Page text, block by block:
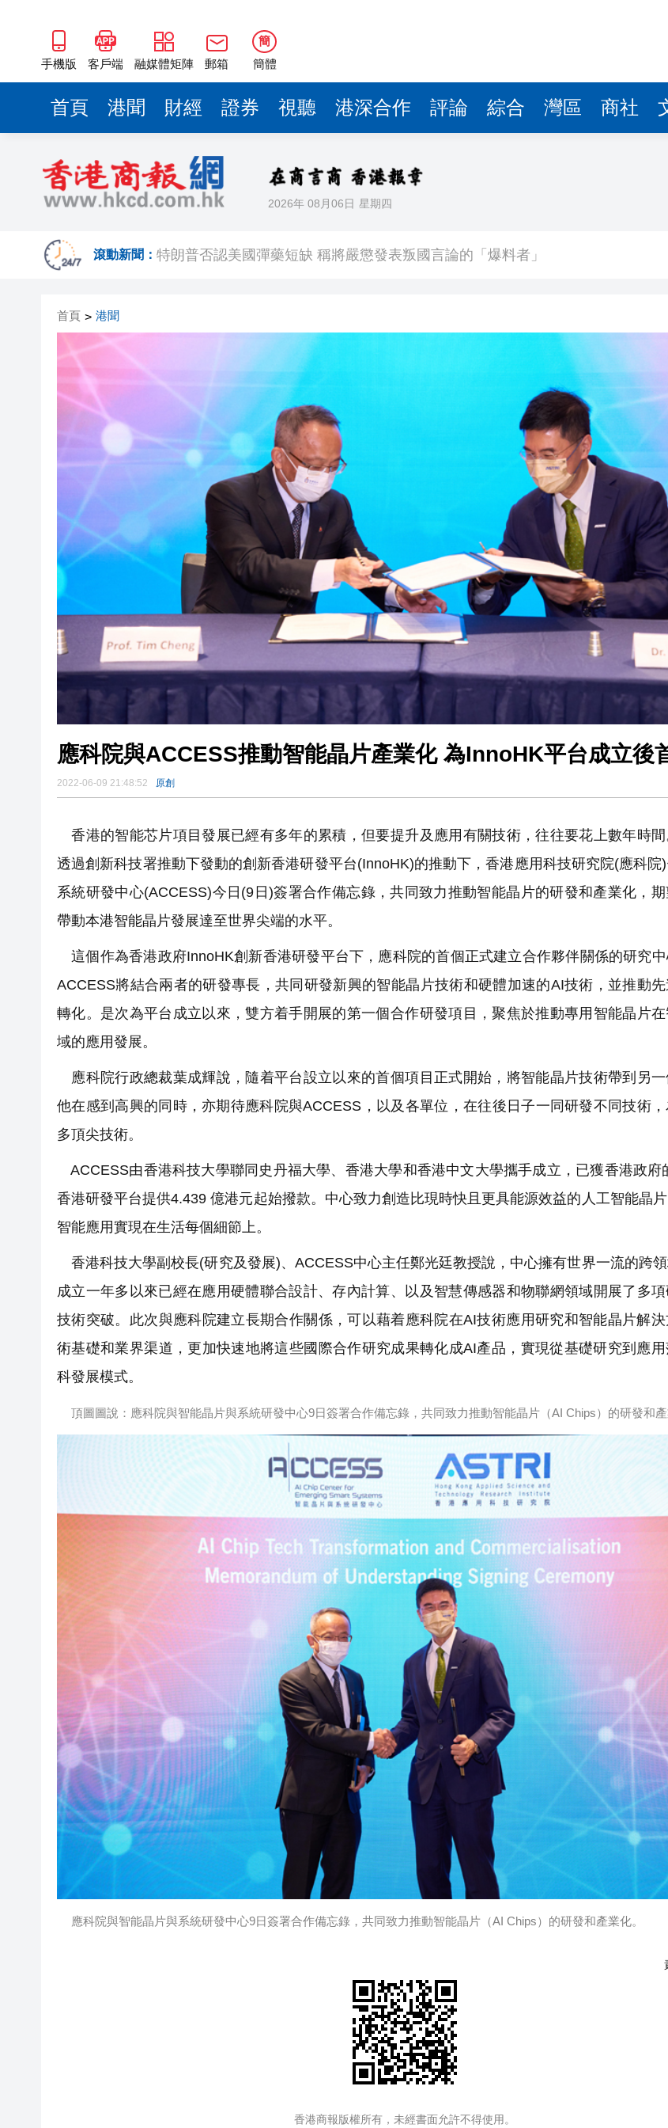
手機版 客戶端 融媒體矩陣 郵箱
簡
簡體
首頁 港聞 財經 證券 視聽 港深合作 評論 綜合 灣區 商社
2026年 08月06日 星期四
滾動新聞： 特朗普否認美國彈藥短缺 稱將嚴懲發表叛國言論的「爆料者」
東涌巴士撞電單車 巴士司機涉危駕被捕
有片丨清淡不等於吃素！ 清淡飲食正在毀掉很多老人的晚年健康
有片丨日本強震最新監控：病患正進行腹部手術 設備劇烈晃動
【展覽】「今朝更好看」名家作品展盛大啟幕 逾百幅名家力作匯聚香江
首頁 > 港聞
應科院與ACCESS推動智能晶片產業化 為InnoHK平台成立後
2022-06-09 21:48:52 原創
香港的智能芯片項目發展已經有多年的累積，但要提升及應用有關技術，往往要花上數年時
透過創新科技署推動下發動的創新香港研發平台(InnoHK)的推動下，香港應用科技研究院(應科院
系統研發中心(ACCESS)今日(9日)簽署合作備忘錄，共同致力推動智能晶片的研發和產業化，
帶動本港智能晶片發展達至世界尖端的水平。
這個作為香港政府InnoHK創新香港研發平台下，應科院的首個正式建立合作夥伴關係的研究
ACCESS將結合兩者的研發專長，共同研發新興的智能晶片技術和硬體加速的AI技術，並推動
轉化。是次為平台成立以來，雙方着手開展的第一個合作研發項目，聚焦於推動專用智能晶片
域的應用發展。
應科院行政總裁葉成輝說，隨着平台設立以來的首個項目正式開始，將智能晶片技術帶到另一
他在感到高興的同時，亦期待應科院與ACCESS，以及各單位，在往後日子一同研發不同技術
多頂尖技術。
ACCESS由香港科技大學聯同史丹福大學、香港大學和香港中文大學攜手成立，已獲香港政府
香港研發平台提供4.439 億港元起始撥款。中心致力創造比現時快且更具能源效益的人工智能晶
智能應用實現在生活每個細節上。
香港科技大學副校長(研究及發展)、ACCESS中心主任鄭光廷教授說，中心擁有世界一流的跨領
成立一年多以來已經在應用硬體聯合設計、存內計算、以及智慧傳感器和物聯網領域開展了多
技術突破。此次與應科院建立長期合作關係，可以藉着應科院在AI技術應用研究和智能晶片解
術基礎和業界渠道，更加快速地將這些國際合作研究成果轉化成AI產品，實現從基礎研究到應用
科發展模式。
頂圖圖說：應科院與智能晶片與系統研發中心9日簽署合作備忘錄，共同致力推動智能晶片（AI Chips）的研發和產
應科院與智能晶片與系統研發中心9日簽署合作備忘錄，共同致力推動智能晶片（AI Chips）的研發和產業化。
香港商報版權所有，未經書面允許不得使用。